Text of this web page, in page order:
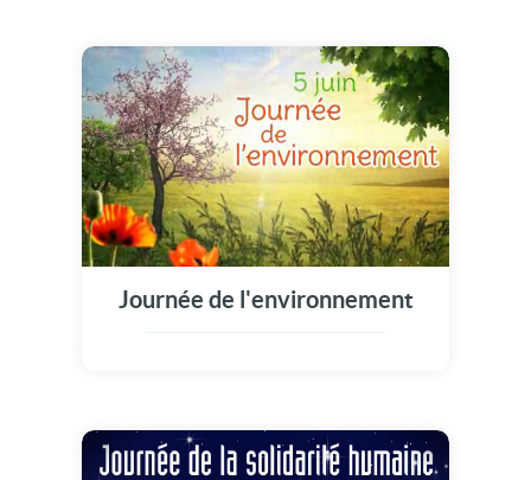
Journée de l'environnement